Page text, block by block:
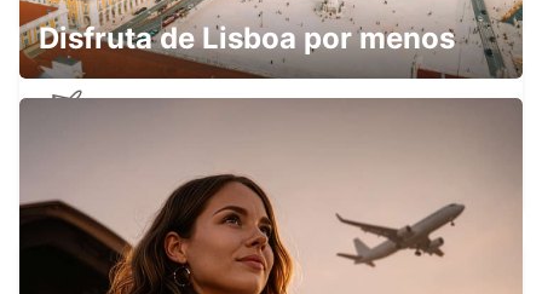
Disfruta de Lisboa por menos